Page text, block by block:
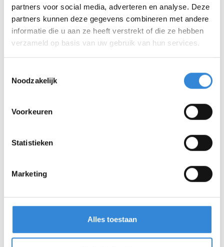
partners voor social media, adverteren en analyse. Deze
partners kunnen deze gegevens combineren met andere
informatie die u aan ze heeft verstrekt of die ze hebben
verzameld op basis van uw gebruik van hun services.
Noodzakelijk
Voorkeuren
Statistieken
Marketing
Alles toestaan